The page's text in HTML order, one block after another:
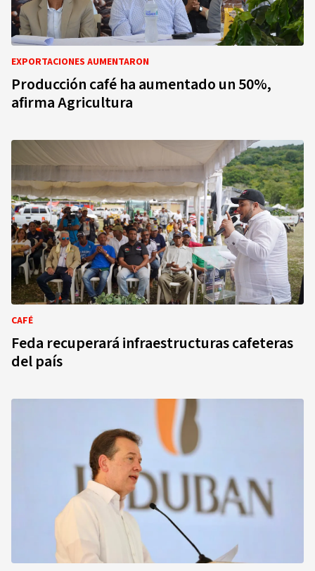
EXPORTACIONES AUMENTARON
Producción café ha aumentado un 50%,
afirma Agricultura
CAFÉ
Feda recuperará infraestructuras cafeteras
del país